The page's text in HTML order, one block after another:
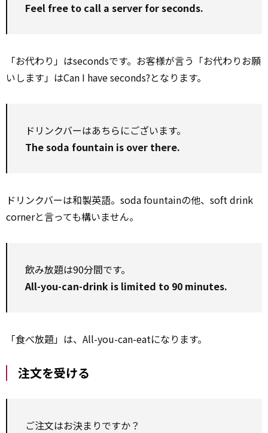
Feel free to call a server for seconds.
「お代わり」はsecondsです。お客様が言う「お代わりお願
いします」はCan I have seconds?となります。
ドリンクバーはあちらにございます。
The soda fountain is over there.
ドリンクバーは和製英語。soda fountainの他、soft drink
cornerと言っても構いません。
飲み放題は90分間です。
All-you-can-drink is limited to 90 minutes.
「食べ放題」は、All-you-can-eatになります。
注文を受ける
ご注文はお決まりですか？